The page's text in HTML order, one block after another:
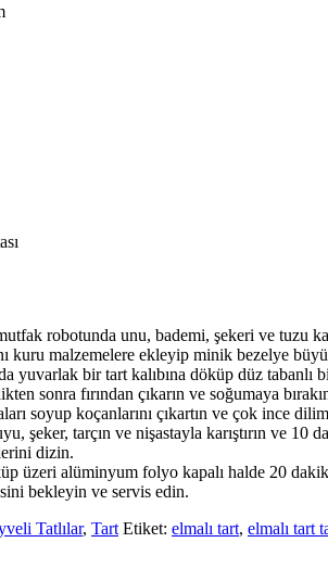
robotunda unu, bademi, şekeri ve tuzu
kuru malzemelere ekleyip minik bezelye
yuvarlak bir tart kalıbına döküp düz tabanlı
sonra fırından çıkarın ve soğumaya
soyup koçanlarını çıkartın ve çok ince
şeker, tarçın ve nişastayla karıştırın ve 10
dizin.
üzeri alüminyum folyo kapalı halde 20
bekleyin ve servis edin.
Tatlılar, Tart Etiket: elmalı tart, elmalı tart